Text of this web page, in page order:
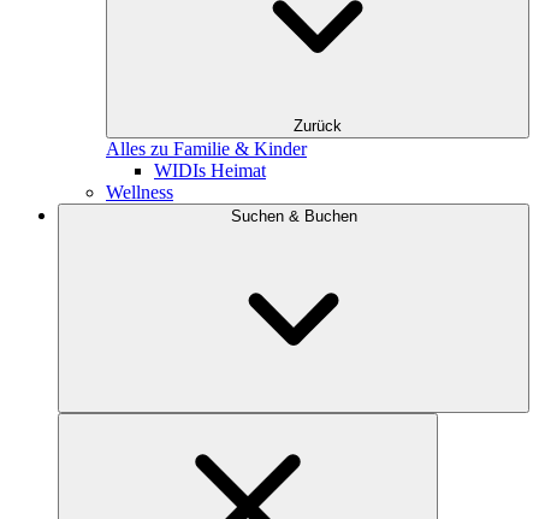
Zurück
Alles zu Familie & Kinder
WIDIs Heimat
Wellness
Suchen & Buchen